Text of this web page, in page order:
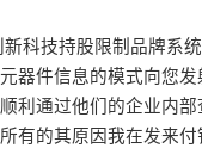
科技持股限制品牌系
器件信息的模式向您
利通过他们的企业内
有的其原因我在发来